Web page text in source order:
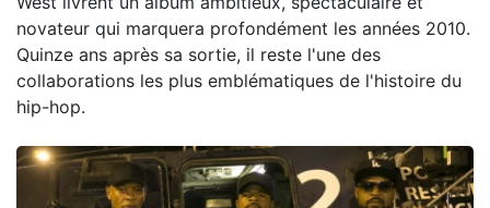
novateur qui marquera profondément les années 2010.
Quinze ans après sa sortie, il reste l'une des
collaborations les plus emblématiques de l'histoire du
hip-hop.